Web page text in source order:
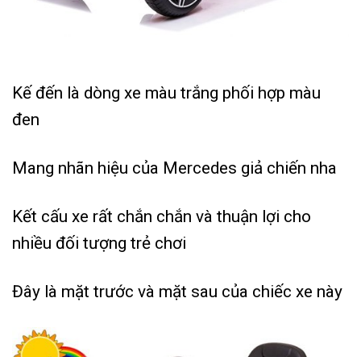
Kế đến là dòng xe màu trắng phối hợp màu
đen
Mang nhãn hiệu của Mercedes giả chiến nha
Kết cấu xe rất chắn chắn và thuận lợi cho
nhiều đối tượng trẻ chơi
Đây là mặt trước và mặt sau của chiếc xe này